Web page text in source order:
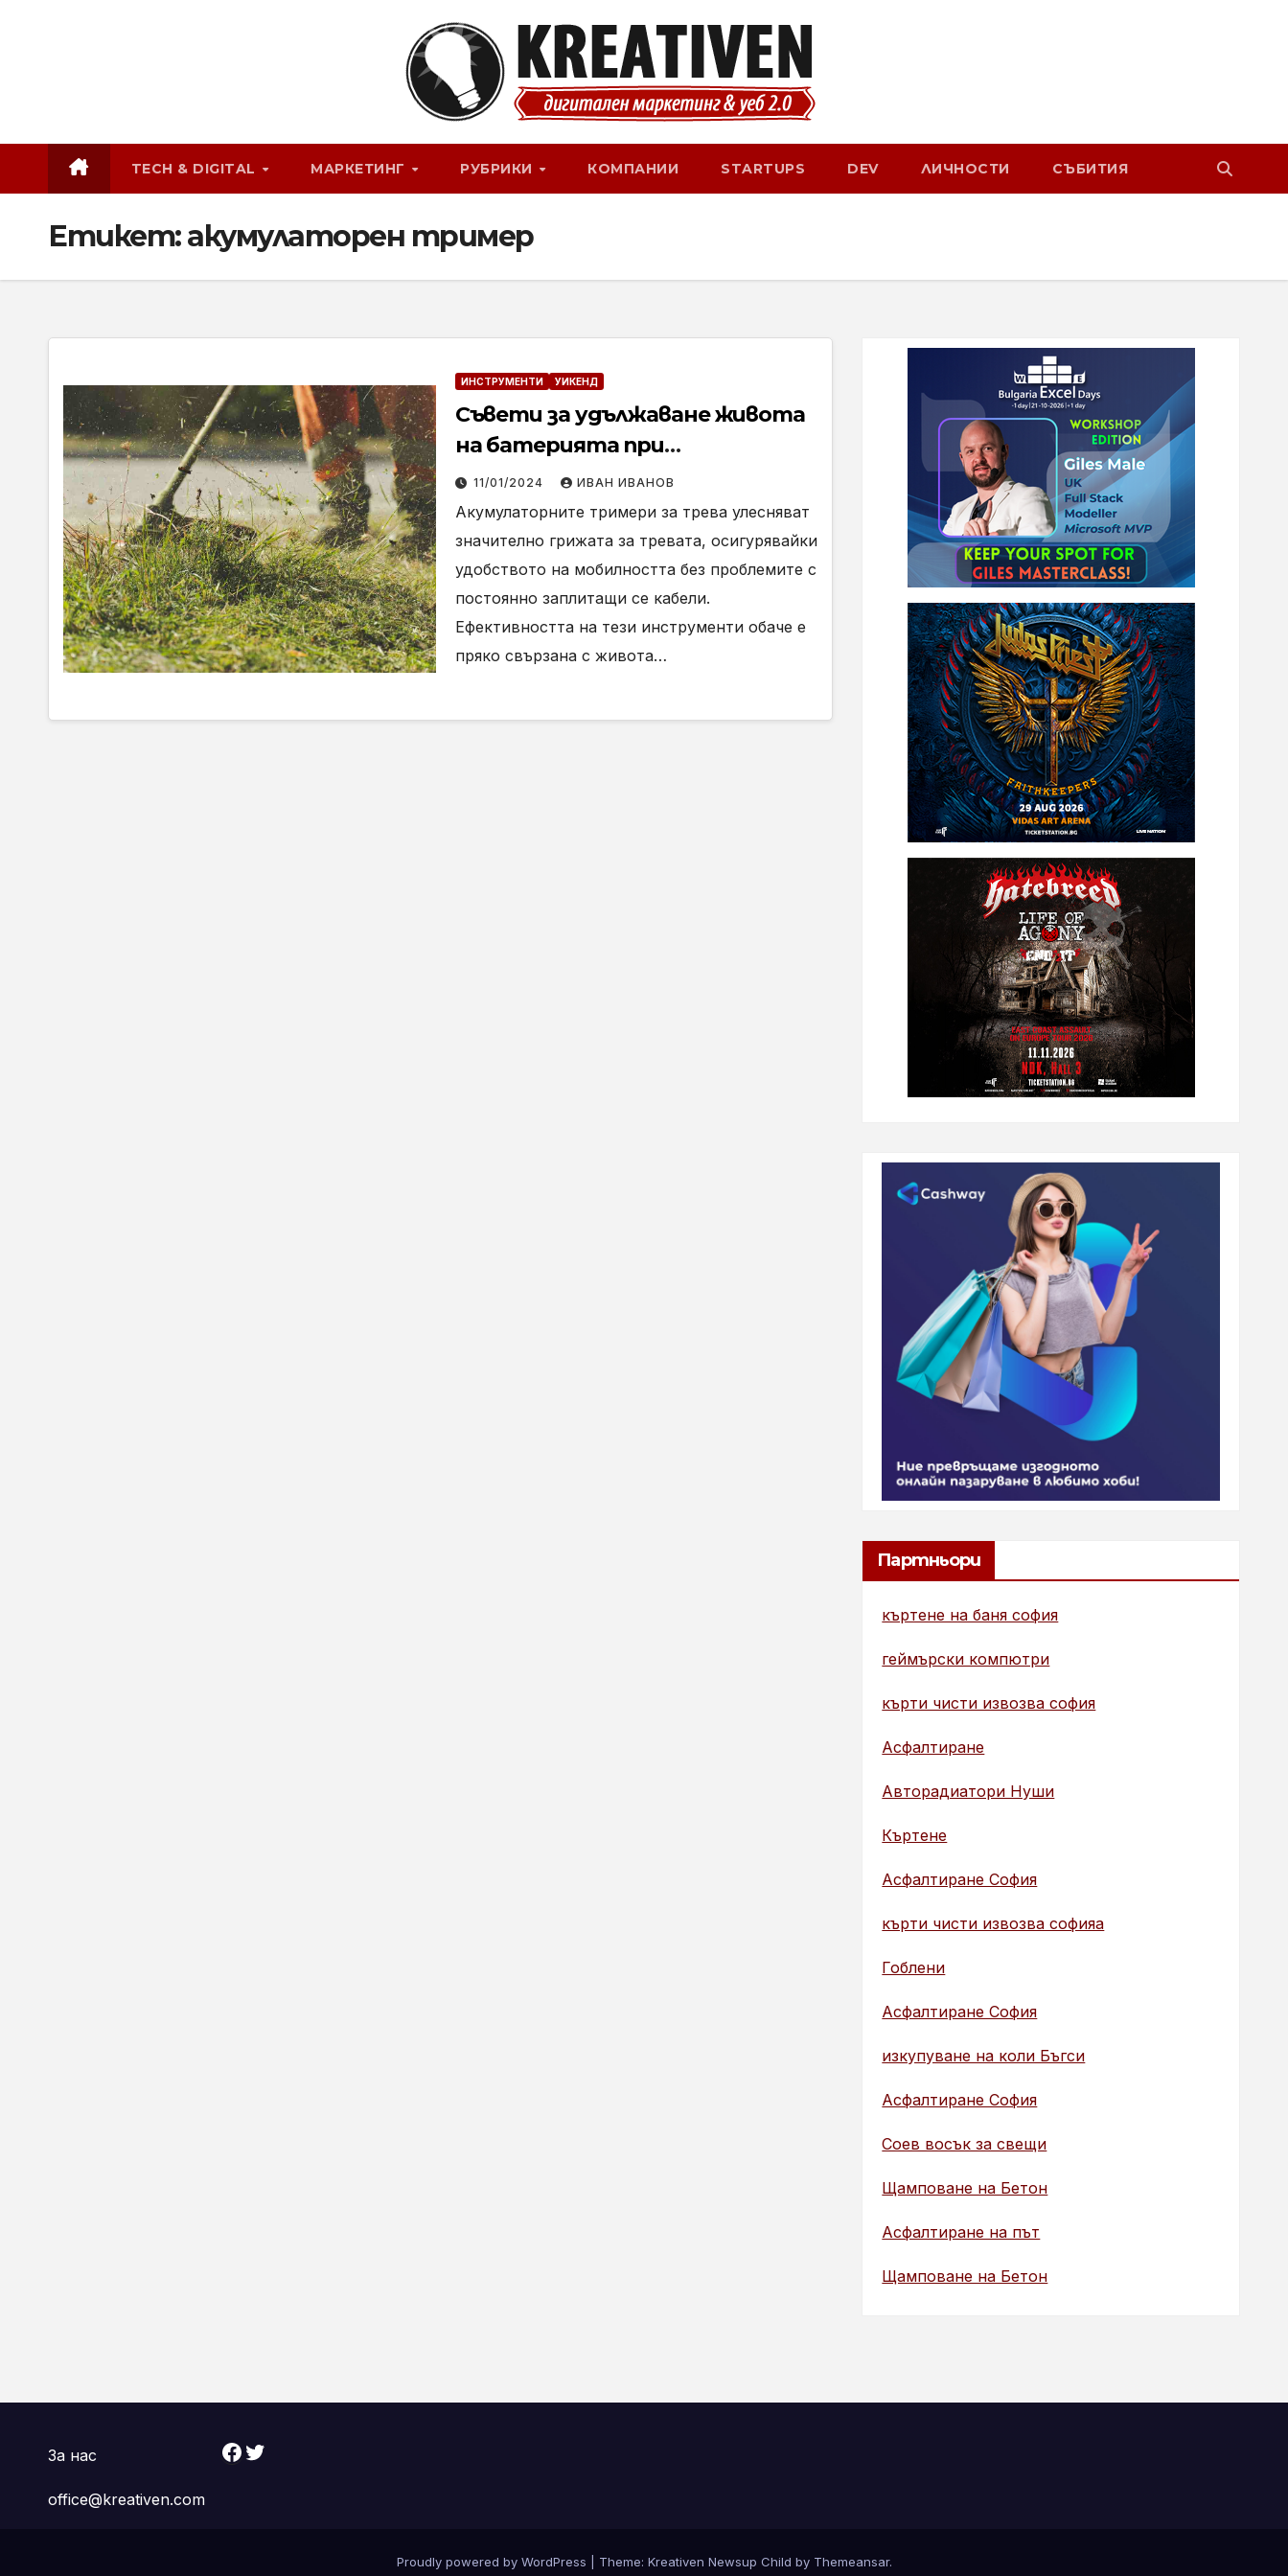
TECH & DIGITAL МАРКЕТИНГ РУБРИКИ КОМПАНИИ STARTUPS DEV ЛИЧНОСТИ СЪБИТИЯ
Етикет:акумулаторен тример
ИНСТРУМЕНТИ УИКЕНД
Съвети за удължаване живота
на батерията при
акумулаторните тримери за
трева
11/01/2024 ИВАН ИВАНОВ
Акумулаторните тримери за трева улесняват
значително грижата за тревата, осигурявайки
удобството на мобилността без проблемите с
постоянно заплитащи се кабели.
Ефективността на тези инструменти обаче е
пряко свързана с живота…
Партньори
къртене на баня софия
геймърски компютри
кърти чисти извозва софия
Асфалтиране
Авторадиатори Нуши
Къртене
Асфалтиране София
кърти чисти извозва софияа
Гоблени
Асфалтиране София
изкупуване на коли Бъгси
Асфалтиране София
Соев восък за свещи
Щамповане на Бетон
Асфалтиране на път
Щамповане на Бетон
За нас
office@kreativen.com
Facebook Twitter
Proudly powered by WordPress Theme: Kreativen Newsup Child by Themeansar.